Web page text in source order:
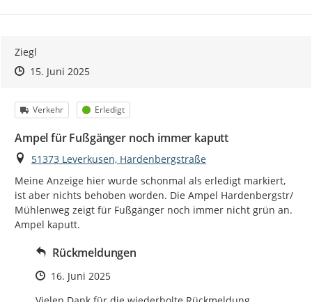
Ziegl
Zeitpunkt des Erstellens
Zeitpunkt des Erstellens
15. Juni 2025Zur Äußerung
Kategorie
Verkehr Status
Erledigt
Ampel für Fußgänger noch immer kaputt
Ort
51373 Leverkusen, Hardenbergstraße
Meine Anzeige hier wurde schonmal als erledigt markiert,
ist aber nichts behoben worden. Die Ampel Hardenbergstr/
Mühlenweg zeigt für Fußgänger noch immer nicht grün an.
Ampel kaputt.
Rückmeldungen
Zeitpunkt des Erstellens
16. Juni 2025